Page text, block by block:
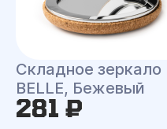
Складное зеркало
BELLE, Бежевый
281 ₽